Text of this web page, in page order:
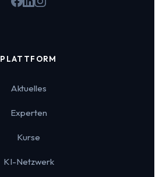
PLATTFORM
Aktuelles
Experten
Kurse
KI-Netzwerk